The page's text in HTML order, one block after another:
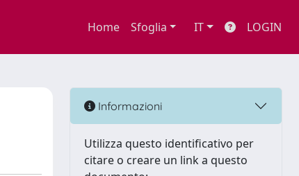
Home Sfoglia IT LOGIN
Informazioni
Utilizza questo identificativo per
citare o creare un link a questo